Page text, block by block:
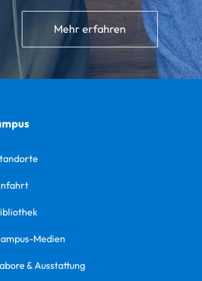
Mehr erfahren
Medien
& Ausstattung